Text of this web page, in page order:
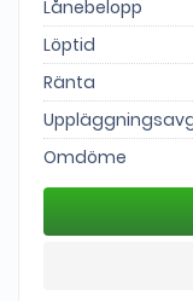
Lånebelopp
Löptid
Ränta
Omdöme